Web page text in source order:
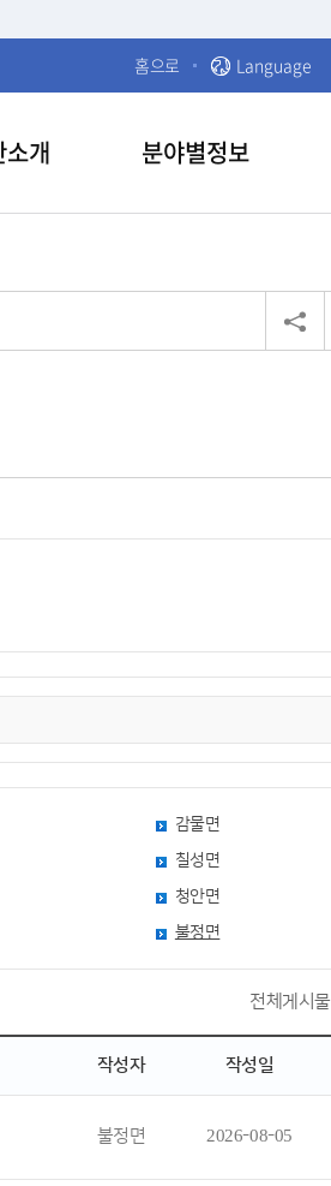
홈으로 Language
소개 분야별정보
감물면
칠성면
청안면
불정면
전체게시물
작성자 작성일
불정면 2026-08-05